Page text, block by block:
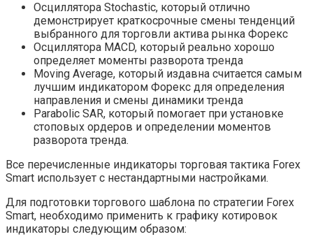
Осциллятора Stochastic, который отлично
демонстрирует краткосрочные смены тенденций
выбранного для торговли актива рынка Форекс
Осциллятора MACD, который реально хорошо
определяет моменты разворота тренда
Moving Average, который издавна считается самым
лучшим индикатором Форекс для определения
направления и смены динамики тренда
Parabolic SAR, который помогает при установке
стоповых ордеров и определении моментов
разворота тренда.
Все перечисленные индикаторы торговая тактика Forex
Smart использует с нестандартными настройками.
Для подготовки торгового шаблона по стратегии Forex
Smart, необходимо применить к графику котировок
индикаторы следующим образом: